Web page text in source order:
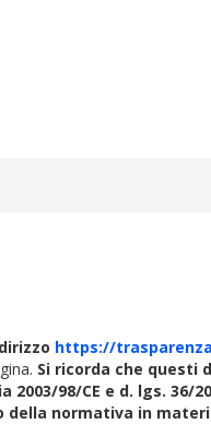
https://
Si ricorda che questi
98/CE e d. lgs. 36/
normativa in